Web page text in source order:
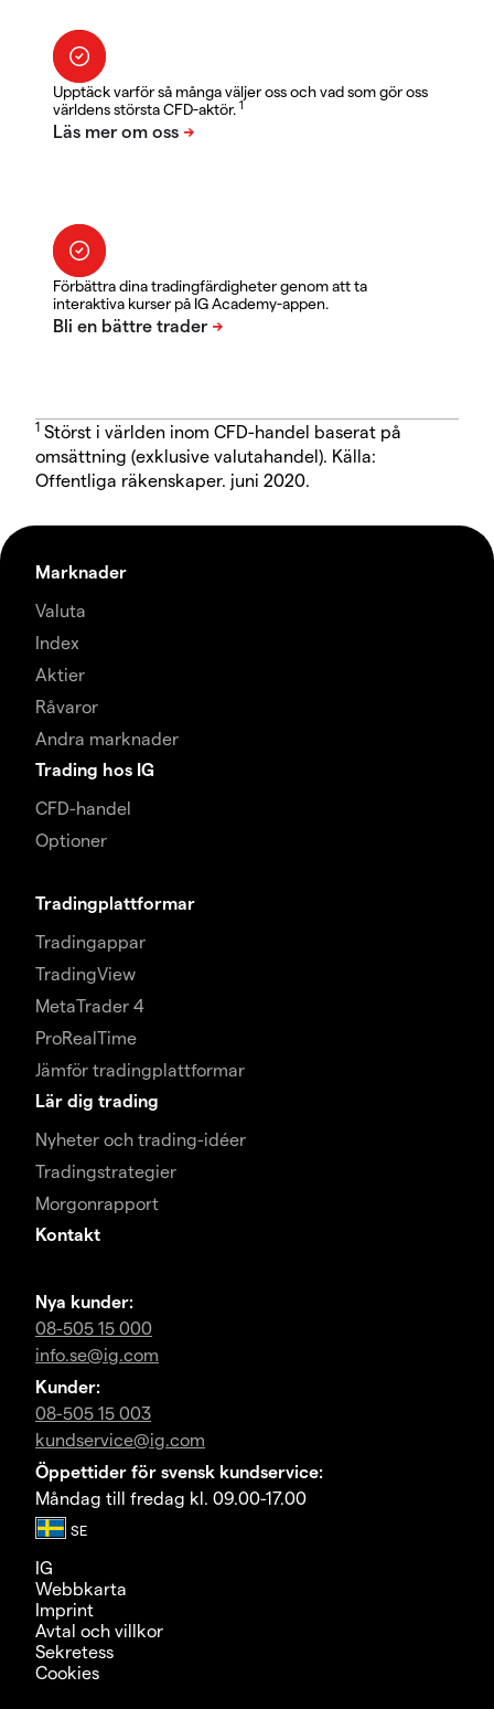
Upptäck varför så många väljer oss och vad som gör oss
världens största CFD-aktör. 1
Förbättra dina tradingfärdigheter genom att ta
interaktiva kurser på IG Academy-appen.
1 Störst i världen inom CFD-handel baserat på
omsättning (exklusive valutahandel). Källa:
Offentliga räkenskaper. juni 2020.
Marknader
Valuta
Index
Aktier
Råvaror
Andra marknader
Trading hos IG
CFD-handel
Optioner
Tradingplattformar
Tradingappar
TradingView
MetaTrader 4
ProRealTime
Jämför tradingplattformar
Lär dig trading
Nyheter och trading-idéer
Tradingstrategier
Morgonrapport
Kontakt
Nya kunder:
08-505 15 000
info.se@ig.com
Kunder:
08-505 15 003
kundservice@ig.com
Öppettider för svensk kundservice:
Måndag till fredag kl. 09.00-17.00
IG
Webbkarta
Imprint
Avtal och villkor
Sekretess
Cookies